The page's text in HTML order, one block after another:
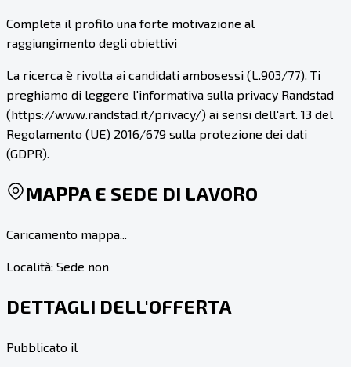
Completa il profilo una forte motivazione al
raggiungimento degli obiettivi
La ricerca è rivolta ai candidati ambosessi (L.903/77). Ti
preghiamo di leggere l'informativa sulla privacy Randstad
(https://www.randstad.it/privacy/) ai sensi dell'art. 13 del
Regolamento (UE) 2016/679 sulla protezione dei dati
(GDPR).
MAPPA E SEDE DI LAVORO
Caricamento mappa...
Località: Sede non
DETTAGLI DELL'OFFERTA
Pubblicato il